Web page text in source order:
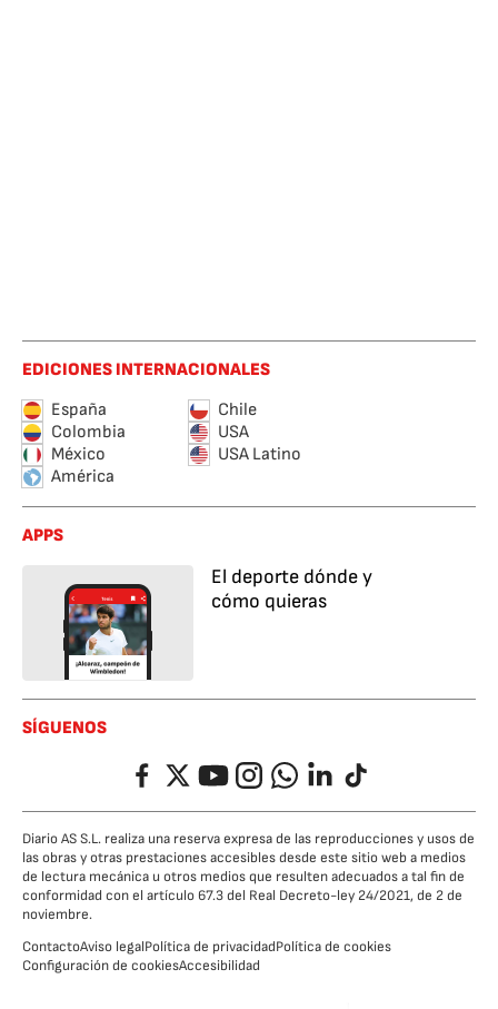
EDICIONES INTERNACIONALES
España
Chile
Colombia
USA
México
USA Latino
América
APPS
El deporte dónde y
cómo quieras
SÍGUENOS
FacebookTwitterYouTubeInstagramWhatsappLinkedIn
TikTok
Diario AS S.L. realiza una reserva expresa de las reproducciones y usos de
las obras y otras prestaciones accesibles desde este sitio web a medios
de lectura mecánica u otros medios que resulten adecuados a tal fin de
conformidad con el artículo 67.3 del Real Decreto-ley 24/2021, de 2 de
noviembre.
ContactoAviso legalPolítica de privacidadPolítica de cookies
Configuración de cookiesAccesibilidad